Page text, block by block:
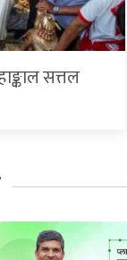
सत्तल